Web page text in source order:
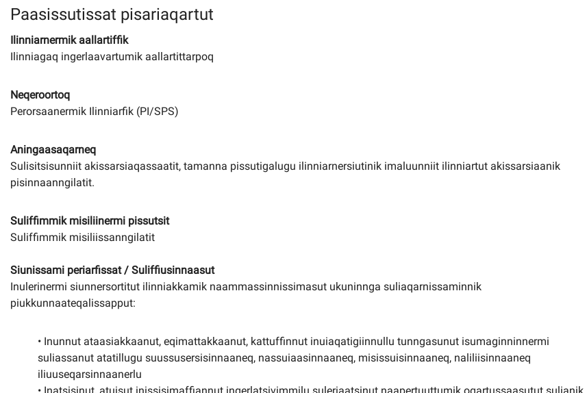
Paasissutissat pisariaqartut
Ilinniarnermik aallartiffik
Ilinniagaq ingerlaavartumik aallartittarpoq
Neqeroortoq
Perorsaanermik Ilinniarfik (PI/SPS)
Aningaasaqarneq
Sulisitsisunniit akissarsiaqassaatit, tamanna pissutigalugu ilinniarnersiutinik imaluunniit ilinniartut akissarsiaanik
pisinnaanngilatit.
Suliffimmik misiliinermi pissutsit
Suliffimmik misiliissanngilatit
Siunissami periarfissat / Suliffiusinnaasut
Inulerinermi siunnersortitut ilinniakkamik naammassinnissimasut ukuninnga suliaqarnissaminnik
piukkunnaateqalissapput:
• Inunnut ataasiakkaanut, eqimattakkaanut, kattuffinnut inuiaqatigiinnullu tunngasunut isumaginninnermi
suliassanut atatillugu suussusersisinnaaneq, nassuiaasinnaaneq, misissuisinnaaneq, naliliisinnaaneq
iliuuseqarsinnaanerlu